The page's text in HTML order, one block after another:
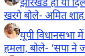
झारखंड हो या
खरगे बोले- अमित
यूपी विधानसभा
हमला, बोले- ‘सपा ने